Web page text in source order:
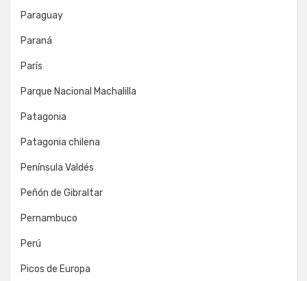
Paraguay
Paraná
París
Parque Nacional Machalilla
Patagonia
Patagonia chilena
Península Valdés
Peñón de Gibraltar
Pernambuco
Perú
Picos de Europa